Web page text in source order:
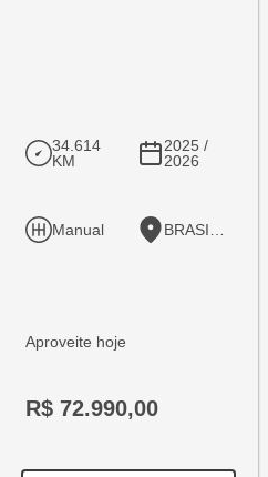
34.614
KM
2025 /
2026
Manual
Aproveite hoje
R$ 72.990,00